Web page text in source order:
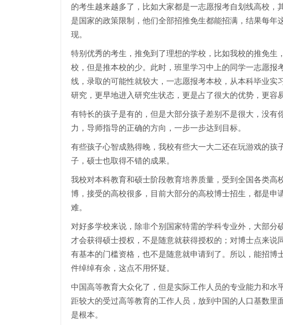
的考生越来越多了，比如大家都是一志愿报考自划线高校，
是国家的政策限制，他们全部招推免生都能招满，结果每
现。
特别优秀的考生，推免到了理想的学校，比如我校的推免生
校，但是推本校的少。此时，班里学习中上的同学一志愿
线，录取的可能性就较大，一志愿报考本校，从本科毕业
研究，更早地进入研究生状态，更是占了很大的优势，更容
有特长的孩子是有的，但是大部分孩子差别不是很大，没有
力，导师指导的正确的方向，一步一步达到目标。
有些孩子心智成熟得晚，我校有些大一大二还在玩游戏的
子，硕士也取得不错的成果。
我校对本科教育和硕士阶段教育培养质量，受到全国各类
博，接受的高校很多，目前大部分的高校博士招生，都是
难。
对好多学校来说，除非个别国家特需的学科专业外，大部分
才会获得硕士授权，不是随意就获得授权的；对博士点来
有基本的门槛资格，也不是随意就申请到了。所以，能招
件绰绰有余，这点不用怀疑。
中国高等教育大众化了，但是实际工作人员的专业能力和
距较大的受过高等教育的工作人员，放到中国的人口基数
是根本。